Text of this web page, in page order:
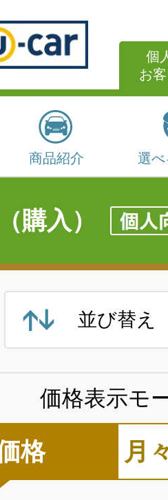
個
お
商品紹介 選
購入）
並び替え
価格表示モ
格 月